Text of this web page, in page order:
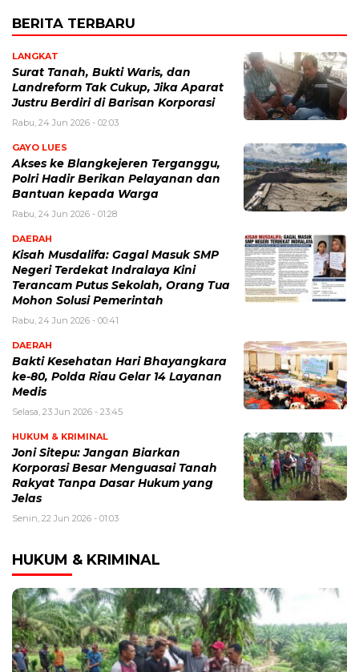
BERITA TERBARU
LANGKAT
Surat Tanah, Bukti Waris, dan
Landreform Tak Cukup, Jika Aparat
Justru Berdiri di Barisan Korporasi
Rabu, 24 Jun 2026 - 02:03
GAYO LUES
Akses ke Blangkejeren Terganggu,
Polri Hadir Berikan Pelayanan dan
Bantuan kepada Warga
Rabu, 24 Jun 2026 - 01:28
DAERAH
Kisah Musdalifa: Gagal Masuk SMP
Negeri Terdekat Indralaya Kini
Terancam Putus Sekolah, Orang Tua
Mohon Solusi Pemerintah
Rabu, 24 Jun 2026 - 00:41
DAERAH
Bakti Kesehatan Hari Bhayangkara
ke-80, Polda Riau Gelar 14 Layanan
Medis
Selasa, 23 Jun 2026 - 23:45
HUKUM & KRIMINAL
Joni Sitepu: Jangan Biarkan
Korporasi Besar Menguasai Tanah
Rakyat Tanpa Dasar Hukum yang
Jelas
Senin, 22 Jun 2026 - 01:03
HUKUM & KRIMINAL